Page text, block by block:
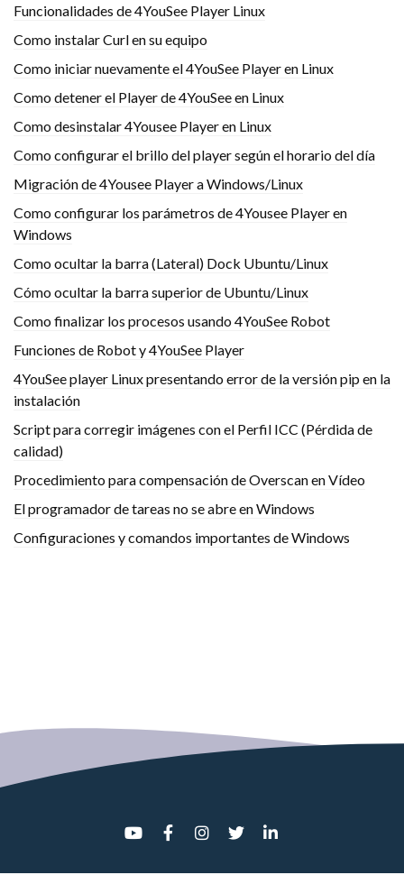
Funcionalidades de 4YouSee Player Linux
Como instalar Curl en su equipo
Como iniciar nuevamente el 4YouSee Player en Linux
Como detener el Player de 4YouSee en Linux
Como desinstalar 4Yousee Player en Linux
Como configurar el brillo del player según el horario del día
Migración de 4Yousee Player a Windows/Linux
Como configurar los parámetros de 4Yousee Player en
Windows
Como ocultar la barra (Lateral) Dock Ubuntu/Linux
Cómo ocultar la barra superior de Ubuntu/Linux
Como finalizar los procesos usando 4YouSee Robot
Funciones de Robot y 4YouSee Player
4YouSee player Linux presentando error de la versión pip en la
instalación
Script para corregir imágenes con el Perfil ICC (Pérdida de
calidad)
Procedimiento para compensación de Overscan en Vídeo
El programador de tareas no se abre en Windows
Configuraciones y comandos importantes de Windows